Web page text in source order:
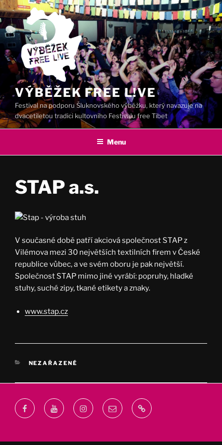
Přejít
k
obsahu
webu
VÝBĚŽEK FREE L!VE
Festival na podporu Šluknovského výběžku, který navazuje na
dvacetiletou tradici kultovního Festivalu free Tibet
Menu
STAP a.s.
V současné době patří akciová společnost STAP z
Vilémova mezi 30 největších textilních firem v České
republice vůbec, a ve svém oboru je pak největší.
Společnost STAP mimo jiné vyrábí: popruhy, hladké
stuhy, suché zipy, tkané etikety a znaky.
www.stap.cz
RUBRIKY
NEZAŘAZENÉ
FacebookYoutubeInstagramEmail webprodukt.cz